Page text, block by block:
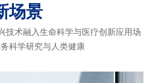
场景
技术融入生命科学与医疗创新应用场
科学研究与人类健康